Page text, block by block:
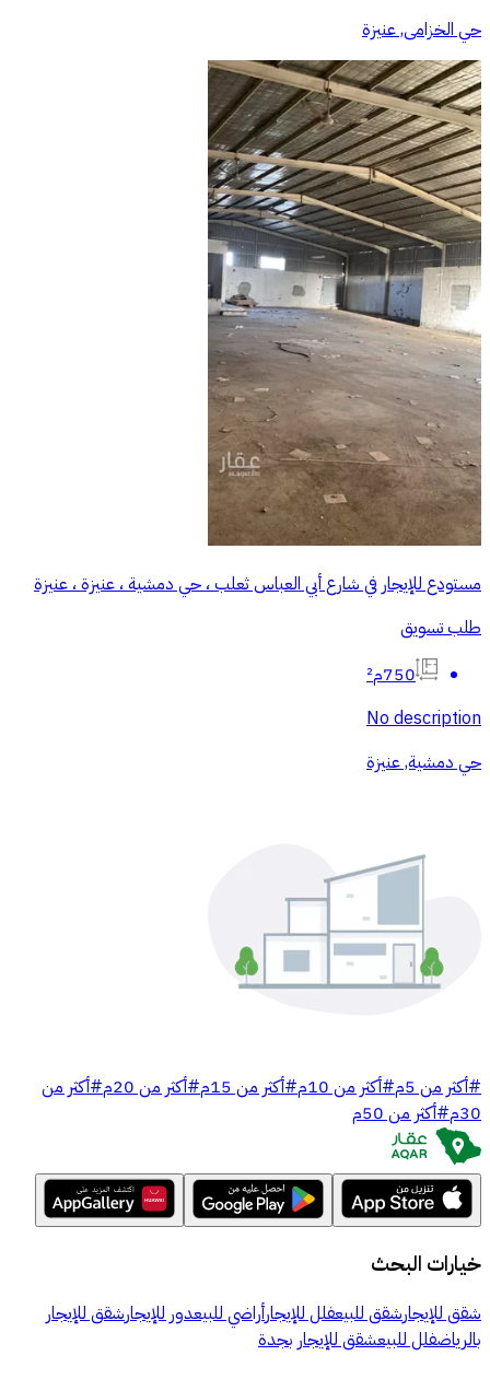
حي الخزامى, عنيزة
مستودع للإيجار في شارع أبي العباس ثعلب ، حي دمشية ، عنيزة ، عنيزة
طلب تسويق
750م²
No description
حي دمشية, عنيزة
#أكثر من 5م #أكثر من 10م #أكثر من 15م #أكثر من 20م #أكثر من
30م #أكثر من 50م
خيارات البحث
شقق للإيجارشقق للبيعفلل للإيجارأراضي للبيعدور للإيجارشقق للإيجار
بالرياضفلل للبيعشقق للإيجار بجدة